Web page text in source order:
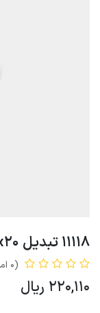
11118 تبدیل 40x20آذین
(0 امتیاز)
220,110 ریال